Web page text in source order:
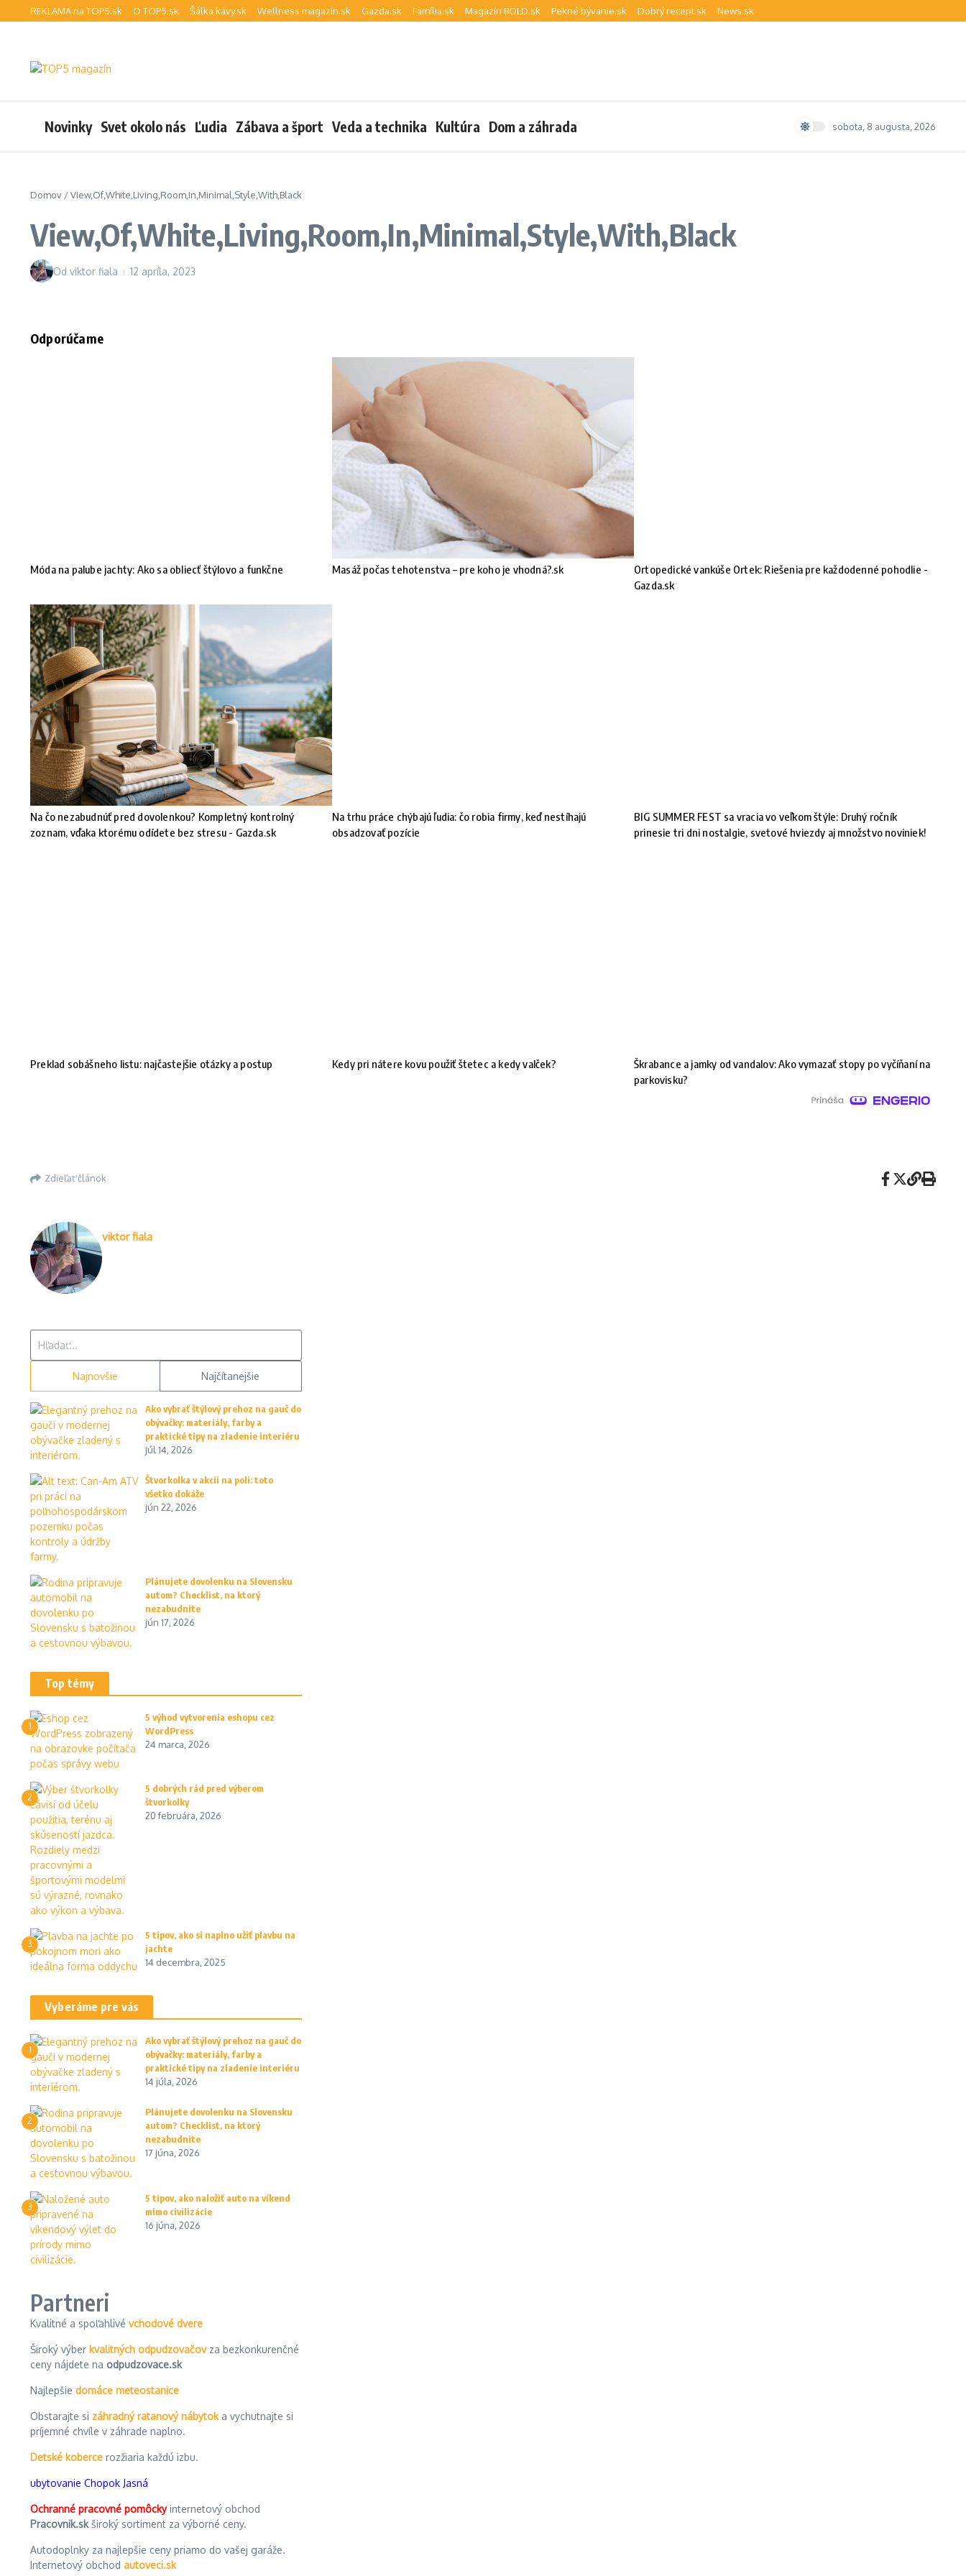
Preskočiť na obsah
REKLAMA na TOP5.sk O TOP5.sk Šálka kávy.sk Wellness magazín.sk Gazda.sk Família.sk Magazín BOLD.sk Pekné bývanie.sk Dobrý recept.sk News.sk
Novinky Svet okolo nás Ľudia Zábava a šport Veda a technika Kultúra Dom a záhrada sobota, 8 augusta, 2026
Domov /View,Of,White,Living,Room,In,Minimal,Style,With,Black
View,Of,White,Living,Room,In,Minimal,Style,With,Black
Od viktor fiala 12 apríla, 2023
Odporúčame
Móda na palube jachty: Ako sa obliecť štýlovo a funkčne Masáž počas tehotenstva – pre koho je vhodná?.sk
Ortopedické vankúše Ortek: Riešenia pre každodenné pohodlie -
Gazda.sk
Na čo nezabudnúť pred dovolenkou? Kompletný kontrolný
zoznam, vďaka ktorému odídete bez stresu - Gazda.sk
Na trhu práce chýbajú ľudia: čo robia firmy, keď nestíhajú
obsadzovať pozície
BIG SUMMER FEST sa vracia vo veľkom štýle: Druhý ročník
prinesie tri dni nostalgie, svetové hviezdy aj množstvo noviniek!
Preklad sobášneho listu: najčastejšie otázky a postup Kedy pri nátere kovu použiť štetec a kedy valček?
Škrabance a jamky od vandalov: Ako vymazať stopy po vyčíňaní na
parkovisku?
Zdieľať článok
viktor fiala
Najnovšie Najčítanejšie
Ako vybrať štýlový prehoz na gauč do
obývačky: materiály, farby a
praktické tipy na zladenie interiéru
júl 14, 2026
Štvorkolka v akcii na poli: toto
všetko dokáže
jún 22, 2026
Plánujete dovolenku na Slovensku
autom? Checklist, na ktorý
nezabudnite
jún 17, 2026
Top témy
1
5 výhod vytvorenia eshopu cez
WordPress
24 marca, 2026
2
5 dobrých rád pred výberom
štvorkolky
20 februára, 2026
3
5 tipov, ako si naplno užiť plavbu na
jachte
14 decembra, 2025
Vyberáme pre vás
1
Ako vybrať štýlový prehoz na gauč do
obývačky: materiály, farby a
praktické tipy na zladenie interiéru
14 júla, 2026
2
Plánujete dovolenku na Slovensku
autom? Checklist, na ktorý
nezabudnite
17 júna, 2026
3
5 tipov, ako naložiť auto na víkend
mimo civilizácie
16 júna, 2026
Partneri
Kvalitné a spoľahlivé vchodové dvere
Široký výber kvalitných odpudzovačovza bezkonkurenčné
ceny nájdete na odpudzovace.sk
Najlepšie domáce meteostanice
Obstarajte si záhradný ratanový nábytoka vychutnajte si
príjemné chvíle v záhrade naplno.
Detské koberce rozžiaria každú izbu.
ubytovanie Chopok Jasná
Ochranné pracovné pomôckyinternetový obchod
Pracovnik.skširoký sortiment za výborné ceny.
Autodoplnky za najlepšie ceny priamo do vašej garáže.
Internetový obchod autoveci.sk